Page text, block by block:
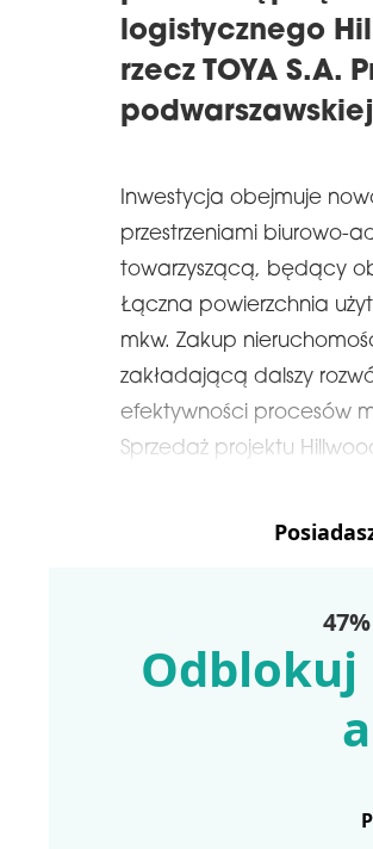
logistycznego
rzecz TOYA S.A.
Inwestycja obejmuje
przestrzeniami biurowo-
towarzyszącą, będący
Łączna powierzchnia
mkw. Zakup
zakładającą dalszy
efektywności procesów
Sprzedaż projektu
Odblokuj